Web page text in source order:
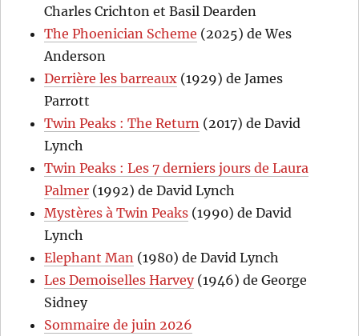
Charles Crichton et Basil Dearden
The Phoenician Scheme (2025) de Wes
Anderson
Derrière les barreaux (1929) de James
Parrott
Twin Peaks : The Return (2017) de David
Lynch
Twin Peaks : Les 7 derniers jours de Laura
Palmer (1992) de David Lynch
Mystères à Twin Peaks (1990) de David
Lynch
Elephant Man (1980) de David Lynch
Les Demoiselles Harvey(1946) de George
Sidney
Sommaire de juin 2026